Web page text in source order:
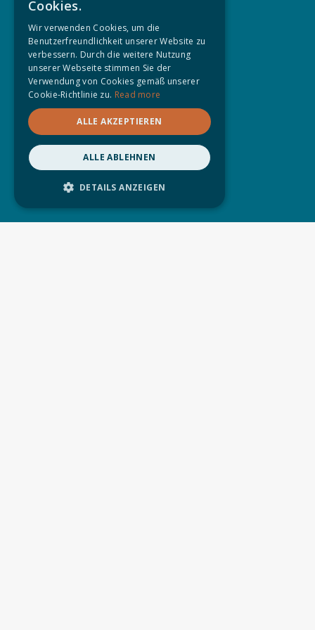
GERMAN
SWEDISH
NORWEGIAN
Cookies.
Wir verwenden Cookies, um die
Benutzerfreundlichkeit unserer Website zu
verbessern. Durch die weitere Nutzung
unserer Webseite stimmen Sie der
Verwendung von Cookies gemäß unserer
Cookie-Richtlinie zu. Read more
ALLE AKZEPTIEREN
ALLE ABLEHNEN
DETAILS ANZEIGEN